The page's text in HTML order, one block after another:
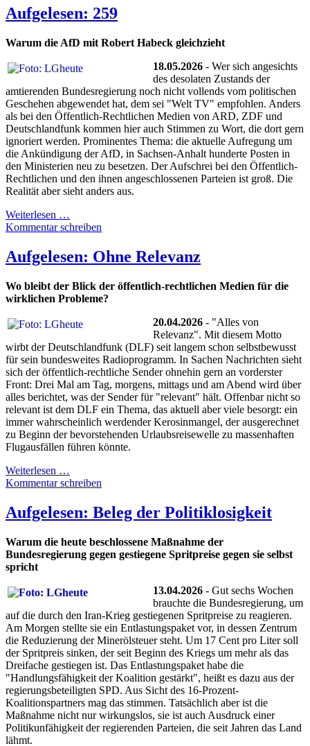
Aufgelesen: 259
Warum die AfD mit Robert Habeck gleichzieht
18.05.2026 - Wer sich angesichts
des desolaten Zustands der
amtierenden Bundesregierung noch nicht vollends vom politischen
Geschehen abgewendet hat, dem sei "Welt TV" empfohlen. Anders
als bei den Öffentlich-Rechtlichen Medien von ARD, ZDF und
Deutschlandfunk kommen hier auch Stimmen zu Wort, die dort gern
ignoriert werden. Prominentes Thema: die aktuelle Aufregung um
die Ankündigung der AfD, in Sachsen-Anhalt hunderte Posten in
den Ministerien neu zu besetzen. Der Aufschrei bei den Öffentlich-
Rechtlichen und den ihnen angeschlossenen Parteien ist groß. Die
Realität aber sieht anders aus.
Weiterlesen …
Kommentar schreiben
Aufgelesen: Ohne Relevanz
Wo bleibt der Blick der öffentlich-rechtlichen Medien für die
wirklichen Probleme?
20.04.2026 - "Alles von
Relevanz". Mit diesem Motto
wirbt der Deutschlandfunk (DLF) seit langem schon selbstbewusst
für sein bundesweites Radioprogramm. In Sachen Nachrichten sieht
sich der öffentlich-rechtliche Sender ohnehin gern an vorderster
Front: Drei Mal am Tag, morgens, mittags und am Abend wird über
alles berichtet, was der Sender für "relevant" hält. Offenbar nicht so
relevant ist dem DLF ein Thema, das aktuell aber viele besorgt: ein
immer wahrscheinlich werdender Kerosinmangel, der ausgerechnet
zu Beginn der bevorstehenden Urlaubsreisewelle zu massenhaften
Flugausfällen führen könnte.
Weiterlesen …
Kommentar schreiben
Aufgelesen: Beleg der Politiklosigkeit
Warum die heute beschlossene Maßnahme der
Bundesregierung gegen gestiegene Spritpreise gegen sie selbst
spricht
13.04.2026 - Gut sechs Wochen
brauchte die Bundesregierung, um
auf die durch den Iran-Krieg gestiegenen Spritpreise zu reagieren.
Am Morgen stellte sie ein Entlastungspaket vor, in dessen Zentrum
die Reduzierung der Minerölsteuer steht. Um 17 Cent pro Liter soll
der Spritpreis sinken, der seit Beginn des Kriegs um mehr als das
Dreifache gestiegen ist. Das Entlastungspaket habe die
"Handlungsfähigkeit der Koalition gestärkt", heißt es dazu aus der
regierungsbeteiligten SPD. Aus Sicht des 16-Prozent-
Koalitionspartners mag das stimmen. Tatsächlich aber ist die
Maßnahme nicht nur wirkungslos, sie ist auch Ausdruck einer
Politikunfähigkeit der regierenden Parteien, die seit Jahren das Land
lähmt.